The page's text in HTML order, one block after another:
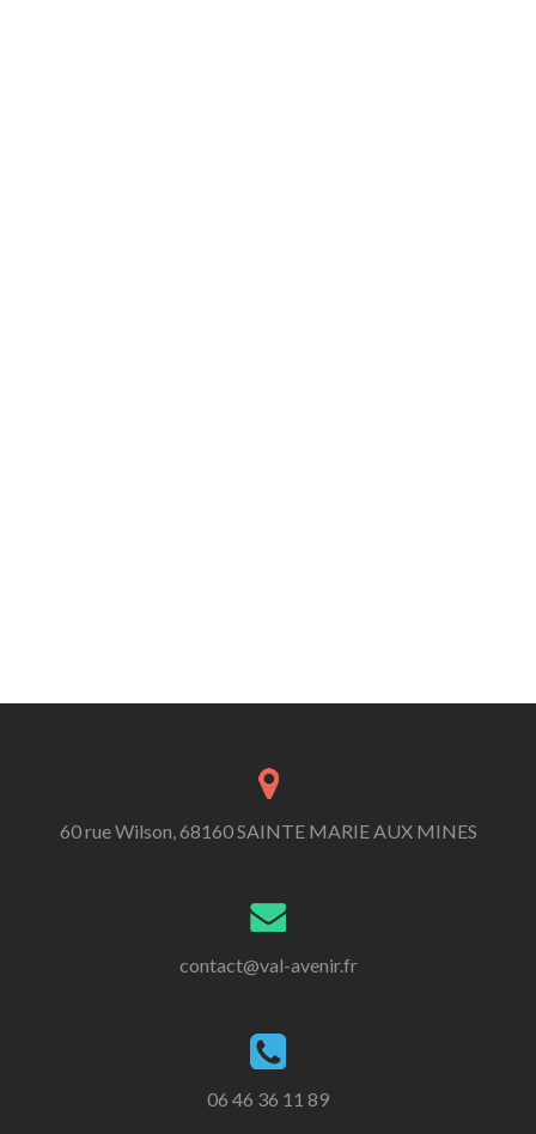
60 rue Wilson, 68160 SAINTE MARIE AUX MINES
contact@val-avenir.fr
06 46 36 11 89